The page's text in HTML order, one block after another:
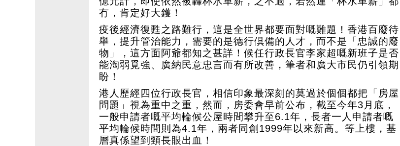
冇，肯定好大鑊！
疫後經濟復甦之路難行，這是全世界都要面對嘅難題！香港百廢待
舉，提升管治能力，需要的是德行倶備的人才，而不是「忠誠的廢
物」，這方面阿爺都知之甚詳！候任行政長官李家超嘅新班子是否
能淘弱覓強、廣納民意忠言而有所改善，筆者和廣大市民仍引領期
盼！
港人歷經四位行政長官，相信印象最深刻的莫過於個個都把「房屋
問題」視為重中之重，然而，房委會早前公布，截至今年3月底，
一般申請者嘅平均輪候公屋時間攀升至6.1年，長者一人申請者嘅
平均輪候時間則為4.1年，兩者同創1999年以來新高。等上樓，基
層真係望到頸長眼出血！